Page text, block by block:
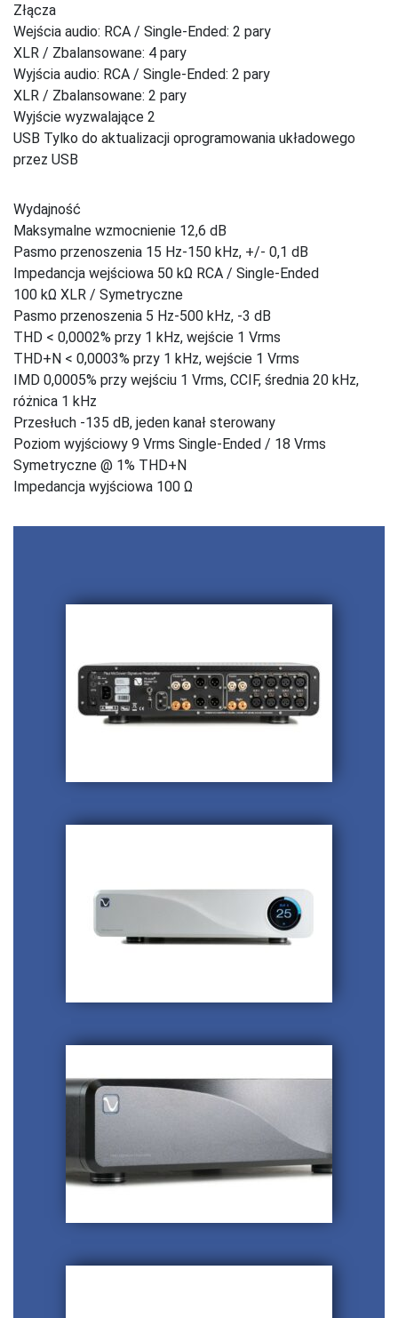
Złącza
Wejścia audio: RCA / Single-Ended: 2 pary
XLR / Zbalansowane: 4 pary
Wyjścia audio: RCA / Single-Ended: 2 pary
XLR / Zbalansowane: 2 pary
Wyjście wyzwalające 2
USB Tylko do aktualizacji oprogramowania układowego
przez USB
Wydajność
Maksymalne wzmocnienie 12,6 dB
Pasmo przenoszenia 15 Hz-150 kHz, +/- 0,1 dB
Impedancja wejściowa 50 kΩ RCA / Single-Ended
100 kΩ XLR / Symetryczne
Pasmo przenoszenia 5 Hz-500 kHz, -3 dB
THD < 0,0002% przy 1 kHz, wejście 1 Vrms
THD+N < 0,0003% przy 1 kHz, wejście 1 Vrms
IMD 0,0005% przy wejściu 1 Vrms, CCIF, średnia 20 kHz,
różnica 1 kHz
Przesłuch -135 dB, jeden kanał sterowany
Poziom wyjściowy 9 Vrms Single-Ended / 18 Vrms
Symetryczne @ 1% THD+N
Impedancja wyjściowa 100 Ω